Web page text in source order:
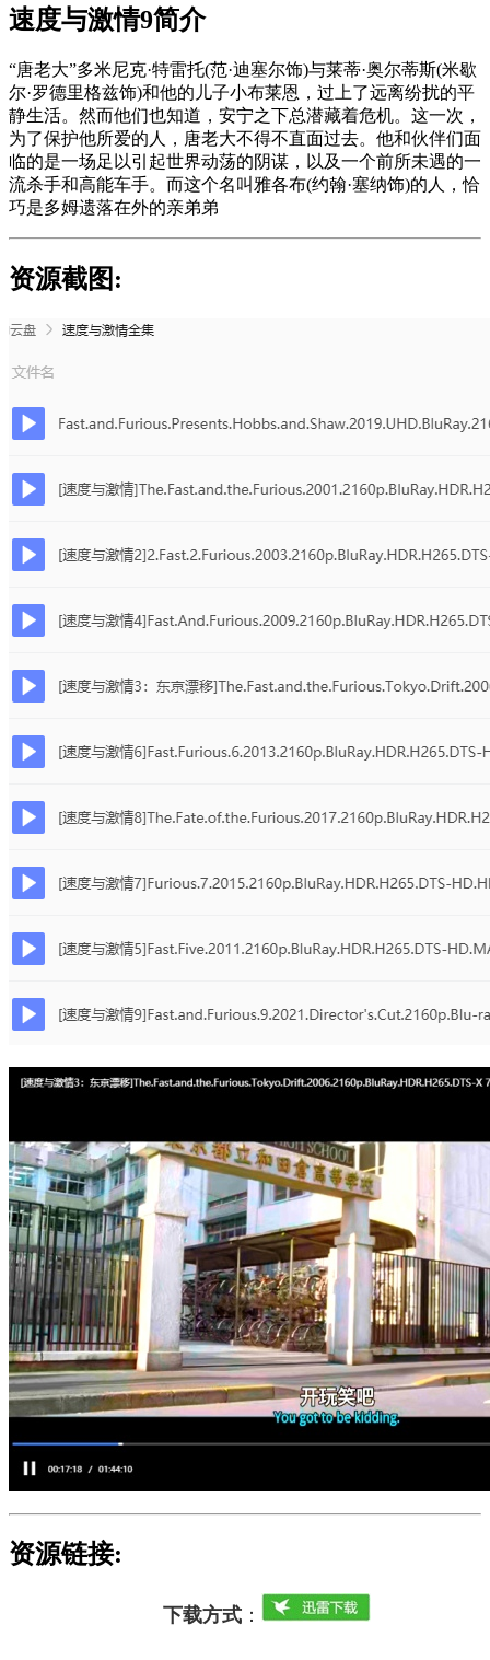
速度与激情9简介
“唐老大”多米尼克·特雷托(范·迪塞尔饰)与莱蒂·奥尔蒂斯(米歇
尔·罗德里格兹饰)和他的儿子小布莱恩，过上了远离纷扰的平
静生活。然而他们也知道，安宁之下总潜藏着危机。这一次，
为了保护他所爱的人，唐老大不得不直面过去。他和伙伴们面
临的是一场足以引起世界动荡的阴谋，以及一个前所未遇的一
流杀手和高能车手。而这个名叫雅各布(约翰·塞纳饰)的人，恰
巧是多姆遗落在外的亲弟弟
资源截图:
资源链接:
下载方式 ：